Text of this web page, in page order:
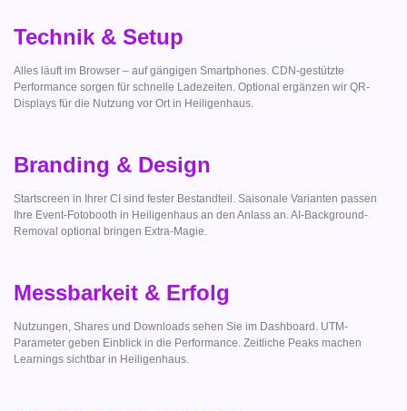
Technik & Setup
Alles läuft im Browser – auf gängigen Smartphones. CDN-gestützte
Performance sorgen für schnelle Ladezeiten. Optional ergänzen wir QR-
Displays für die Nutzung vor Ort in Heiligenhaus.
Branding & Design
Startscreen in Ihrer CI sind fester Bestandteil. Saisonale Varianten passen
Ihre Event-Fotobooth in Heiligenhaus an den Anlass an. AI-Background-
Removal optional bringen Extra-Magie.
Messbarkeit & Erfolg
Nutzungen, Shares und Downloads sehen Sie im Dashboard. UTM-
Parameter geben Einblick in die Performance. Zeitliche Peaks machen
Learnings sichtbar in Heiligenhaus.